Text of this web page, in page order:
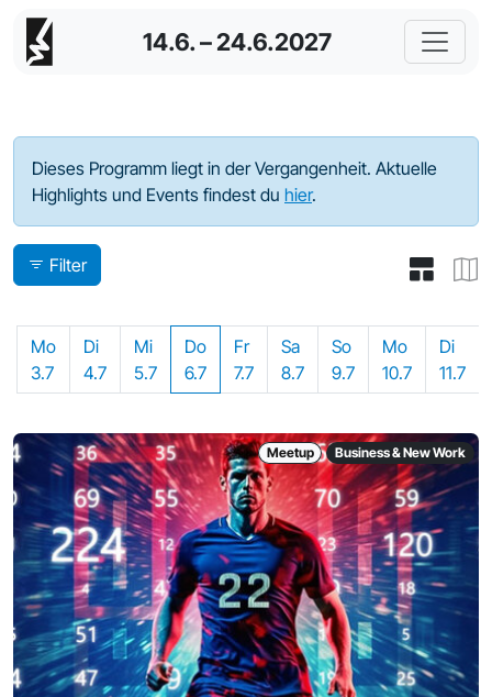
14.6. – 24.6.2027
Programm - 2023
Dieses Programm liegt in der Vergangenheit. Aktuelle
Highlights und Events findest du hier.
Filter
Mo
3.7
Di
4.7
Mi
5.7
Do
6.7
Fr
7.7
Sa
8.7
So
9.7
Mo
10.7
Di
11.7
Meetup Business & New Work